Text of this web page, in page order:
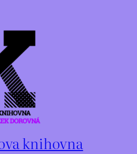
knihovna